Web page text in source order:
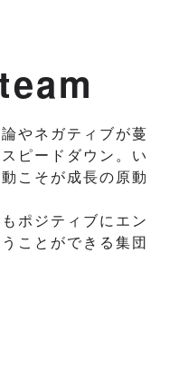
やネガティブが蔓
ピードダウン。い
こそが成長の原動
ポジティブにエン
ことができる集団